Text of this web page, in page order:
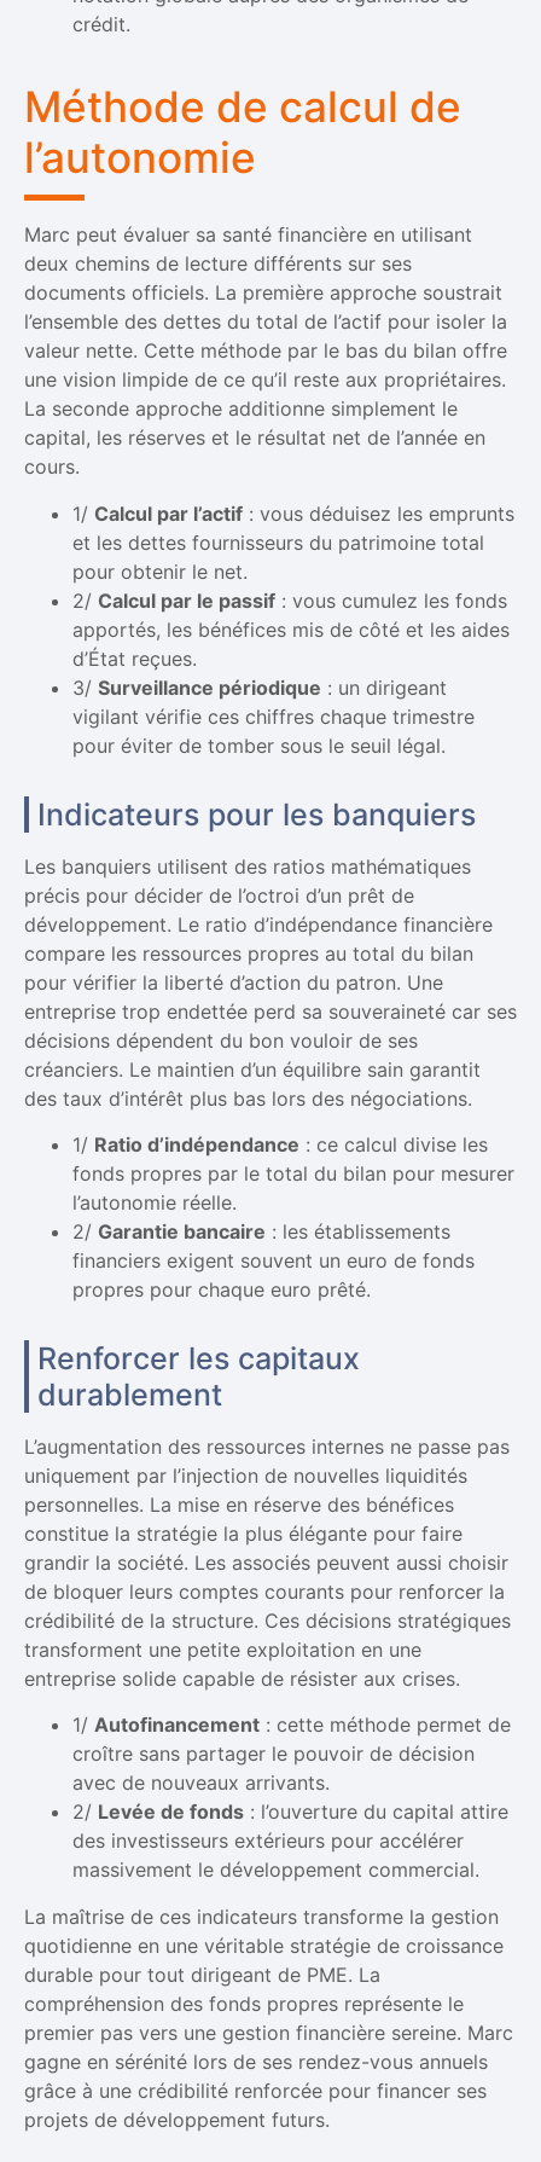
crédit.
Méthode de calcul de
l’autonomie
Marc peut évaluer sa santé financière en utilisant
deux chemins de lecture différents sur ses
documents officiels. La première approche soustrait
l’ensemble des dettes du total de l’actif pour isoler la
valeur nette. Cette méthode par le bas du bilan offre
une vision limpide de ce qu’il reste aux propriétaires.
La seconde approche additionne simplement le
capital, les réserves et le résultat net de l’année en
cours.
1/ Calcul par l’actif : vous déduisez les emprunts
et les dettes fournisseurs du patrimoine total
pour obtenir le net.
2/ Calcul par le passif : vous cumulez les fonds
apportés, les bénéfices mis de côté et les aides
d’État reçues.
3/ Surveillance périodique : un dirigeant
vigilant vérifie ces chiffres chaque trimestre
pour éviter de tomber sous le seuil légal.
Indicateurs pour les banquiers
Les banquiers utilisent des ratios mathématiques
précis pour décider de l’octroi d’un prêt de
développement. Le ratio d’indépendance financière
compare les ressources propres au total du bilan
pour vérifier la liberté d’action du patron. Une
entreprise trop endettée perd sa souveraineté car ses
décisions dépendent du bon vouloir de ses
créanciers. Le maintien d’un équilibre sain garantit
des taux d’intérêt plus bas lors des négociations.
1/ Ratio d’indépendance : ce calcul divise les
fonds propres par le total du bilan pour mesurer
l’autonomie réelle.
2/ Garantie bancaire : les établissements
financiers exigent souvent un euro de fonds
propres pour chaque euro prêté.
Renforcer les capitaux
durablement
L’augmentation des ressources internes ne passe pas
uniquement par l’injection de nouvelles liquidités
personnelles. La mise en réserve des bénéfices
constitue la stratégie la plus élégante pour faire
grandir la société. Les associés peuvent aussi choisir
de bloquer leurs comptes courants pour renforcer la
crédibilité de la structure. Ces décisions stratégiques
transforment une petite exploitation en une
entreprise solide capable de résister aux crises.
1/ Autofinancement : cette méthode permet de
croître sans partager le pouvoir de décision
avec de nouveaux arrivants.
2/ Levée de fonds : l’ouverture du capital attire
des investisseurs extérieurs pour accélérer
massivement le développement commercial.
La maîtrise de ces indicateurs transforme la gestion
quotidienne en une véritable stratégie de croissance
durable pour tout dirigeant de PME. La
compréhension des fonds propres représente le
premier pas vers une gestion financière sereine. Marc
gagne en sérénité lors de ses rendez-vous annuels
grâce à une crédibilité renforcée pour financer ses
projets de développement futurs.